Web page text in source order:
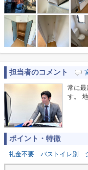
担当者のコメント
常に最
す。
ポイント・特徴
礼金不要 バストイレ別